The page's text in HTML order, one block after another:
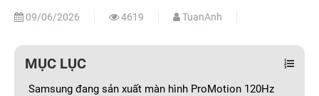
09/06/2026 4619 TuanAnh
MỤC LỤC
Samsung đang sản xuất màn hình ProMotion 120Hz